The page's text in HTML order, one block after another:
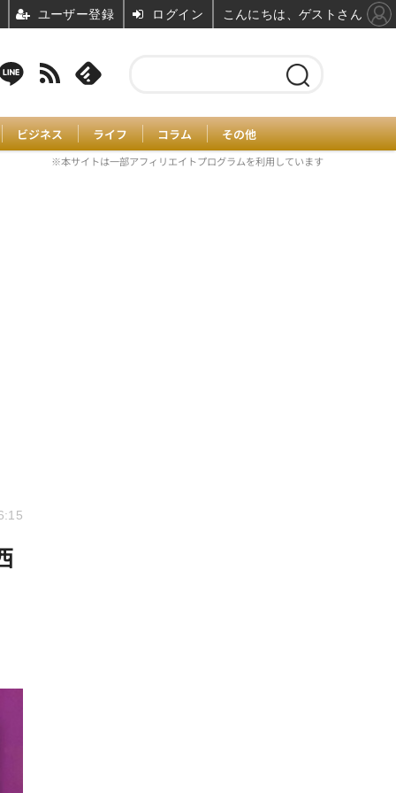
ビジネス ライフ コラム その他
※本サイトは一部アフィリエイトプログラムを利用しています
ユーザー登録 ログイン こんにちは、ゲストさん